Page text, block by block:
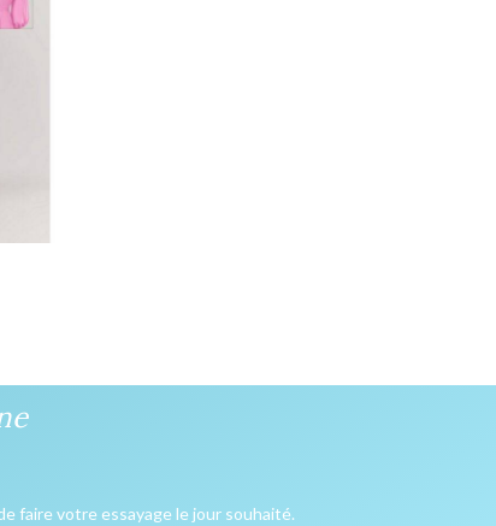
faire votre essayage le jour souhaité.